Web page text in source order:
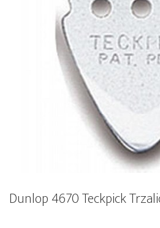
Dunlop 4670 Teckpick